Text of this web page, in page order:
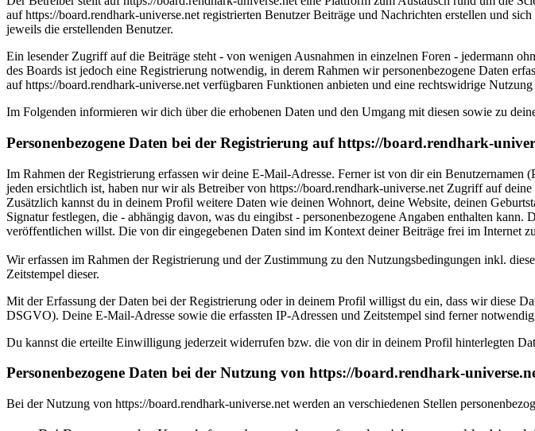
auf https://board.rendhark-universe.net registrierten Benutzer Beiträge und Nachrichten erstellen und
jeweils die erstellenden Benutzer.
Ein lesender Zugriff auf die Beiträge steht - von wenigen Ausnahmen in einzelnen Foren - jedermann
des Boards ist jedoch eine Registrierung notwendig, in derem Rahmen wir personenbezogene Daten
auf https://board.rendhark-universe.net verfügbaren Funktionen anbieten und eine rechtswidrige
Im Folgenden informieren wir dich über die erhobenen Daten und den Umgang mit diesen sowie zu
Personenbezogene Daten bei der Registrierung auf https://board.rendhark-
Im Rahmen der Registrierung erfassen wir deine E-Mail-Adresse. Ferner ist von dir ein
jeden ersichtlich ist, haben nur wir als Betreiber von https://board.rendhark-universe.net Zugriff auf
Zusätzlich kannst du in deinem Profil weitere Daten wie deinen Wohnort, deine Website, deinen
Signatur festlegen, die - abhängig davon, was du eingibst - personenbezogene Angaben enthalten
veröffentlichen willst. Die von dir eingegebenen Daten sind im Kontext deiner Beiträge frei im Internet
Wir erfassen im Rahmen der Registrierung und der Zustimmung zu den Nutzungsbedingungen inkl.
Zeitstempel dieser.
Mit der Erfassung der Daten bei der Registrierung oder in deinem Profil willigst du ein, dass wir diese
DSGVO). Deine E-Mail-Adresse sowie die erfassten IP-Adressen und Zeitstempel sind ferner
Du kannst die erteilte Einwilligung jederzeit widerrufen bzw. die von dir in deinem Profil hinterlegten
Personenbezogene Daten bei der Nutzung von https://board.rendhark-
Bei der Nutzung von https://board.rendhark-universe.net werden an verschiedenen Stellen